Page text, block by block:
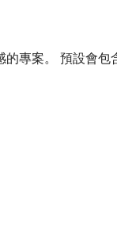
專案。 預設會包